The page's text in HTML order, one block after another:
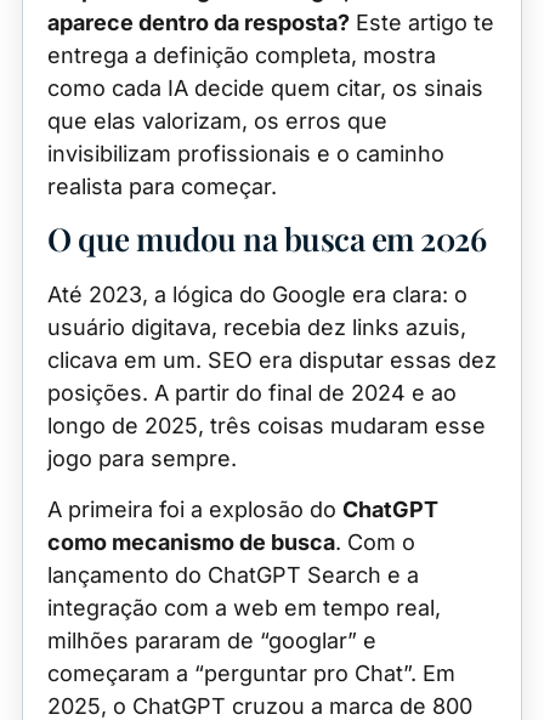
aparece dentro da resposta? Este artigo te
entrega a definição completa, mostra
como cada IA decide quem citar, os sinais
que elas valorizam, os erros que
invisibilizam profissionais e o caminho
realista para começar.
O que mudou na busca em 2026
Até 2023, a lógica do Google era clara: o
usuário digitava, recebia dez links azuis,
clicava em um. SEO era disputar essas dez
posições. A partir do final de 2024 e ao
longo de 2025, três coisas mudaram esse
jogo para sempre.
A primeira foi a explosão do ChatGPT
como mecanismo de busca. Com o
lançamento do ChatGPT Search e a
integração com a web em tempo real,
milhões pararam de “googlar” e
começaram a “perguntar pro Chat”. Em
2025, o ChatGPT cruzou a marca de 800